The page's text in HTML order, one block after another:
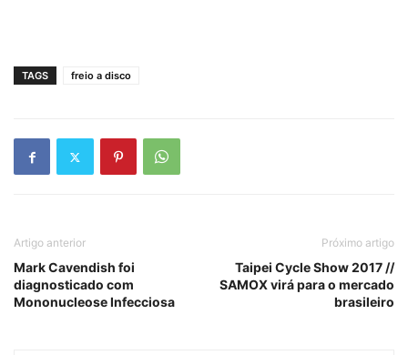
TAGS freio a disco
Artigo anterior
Mark Cavendish foi
diagnosticado com
Mononucleose Infecciosa
Próximo artigo
Taipei Cycle Show 2017 //
SAMOX virá para o mercado
brasileiro